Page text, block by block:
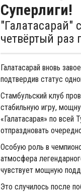
Суперлиги!
"Галатасарай"
четвёртый раз
Галатасарай вновь
подтвердив статус
Стамбульский клуб
стабильную игру,
«Галатасарая» по
отпраздновать
Особую роль в
атмосфера
чувствует мощную
Это случилось после